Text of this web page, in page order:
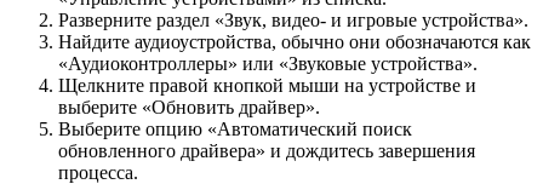
Разверните раздел «Звук, видео- и игровые устройства».
Найдите аудиоустройства, обычно они обозначаются как
«Аудиоконтроллеры» или «Звуковые устройства».
Щелкните правой кнопкой мыши на устройстве и
выберите «Обновить драйвер».
Выберите опцию «Автоматический поиск
обновленного драйвера» и дождитесь завершения
процесса.